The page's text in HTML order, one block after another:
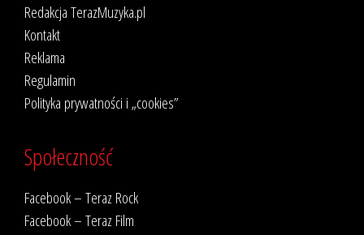
Redakcja TerazMuzyka.pl
Kontakt
Reklama
Regulamin
Polityka prywatności i „cookies”
Społeczność
Facebook – Teraz Rock
Facebook – Teraz Film